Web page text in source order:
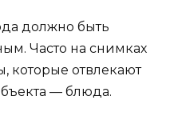
должно быть
Часто на снимках
отвлекают
— блюда.